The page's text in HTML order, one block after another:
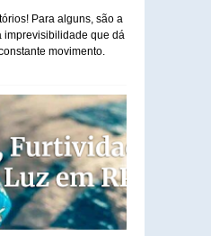
Para alguns, são a
imprevisibilidade que dá
movimento.